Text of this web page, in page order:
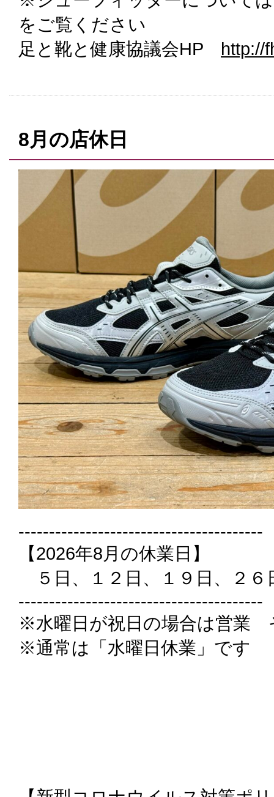
をご覧ください
足と靴と健康協議会HP http://
8月の店休日
----------------------------------------
【2026年8月の休業日】
５日、１２日、１９日、２６
----------------------------------------
※水曜日が祝日の場合は営業
※通常は「水曜日休業」です